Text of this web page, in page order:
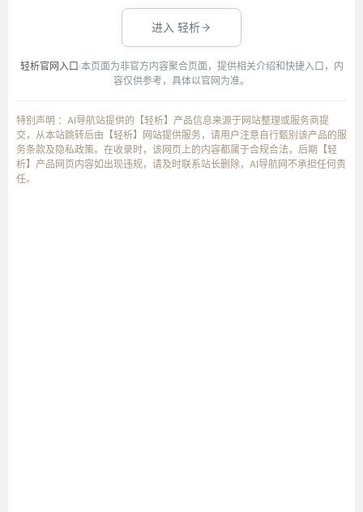
进入 轻析
轻析官网入口 ·本页面为非官方内容聚合页面，提供相关介绍和快捷入口，内
容仅供参考，具体以官网为准。
特别声明 ：AI导航站提供的【轻析】产品信息来源于网站整理或服务商提
交，从本站跳转后由【轻析】网站提供服务，请用户注意自行甄别该产品的服
务条款及隐私政策。在收录时，该网页上的内容都属于合规合法，后期【轻
析】产品网页内容如出现违规，请及时联系站长删除，AI导航网不承担任何责
任。